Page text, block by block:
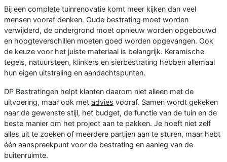
Bij een complete tuinrenovatie komt meer kijken dan veel
mensen vooraf denken. Oude bestrating moet worden
verwijderd, de ondergrond moet opnieuw worden opgebouwd
en hoogteverschillen moeten goed worden opgevangen. Ook
de keuze voor het juiste materiaal is belangrijk. Keramische
tegels, natuursteen, klinkers en sierbestrating hebben allemaal
hun eigen uitstraling en aandachtspunten.
DP Bestratingen helpt klanten daarom niet alleen met de
uitvoering, maar ook met advies vooraf. Samen wordt gekeken
naar de gewenste stijl, het budget, de functie van de tuin en de
beste manier om het project aan te pakken. Je hoeft niet zelf
alles uit te zoeken of meerdere partijen aan te sturen, maar hebt
één aanspreekpunt voor de bestrating en aanleg van de
buitenruimte.